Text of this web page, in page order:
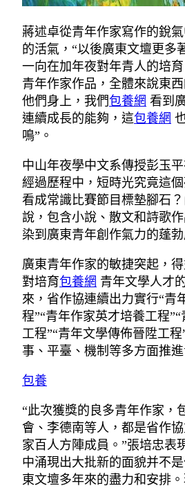
蔣述卓從青年作家寫作的銳
的活氣，“以後廣東文壇更多
一向在加年夜對年青人的培
青年作家作品，全體來說東
他們身上，我們包養網 看到
連續成長的能夠，這包養網
鳴”。
中山年夜學中文系傳授彭玉
經過歷程中，短時光究竟這
看成常識比賽節目標墊腳石
說，包含小說、散文和詩歌
染到廣東青年創作氣力的蓬勃
廣東青年作家的敏捷突起，
對培育包養網 青年文學人才
來，省作協連續出力實行“青
程”“青年作家英才培養工程
工程”“青年文學傳佈晉陞工
事、平臺、機制等多方面推
包養
“此次獲獎的良多青年作家，
會、李德南等人，都是省作
家百人方陣成員。”張培忠表
中涌現出大批新的面貌并不
東文壇多年來的盡力和安排